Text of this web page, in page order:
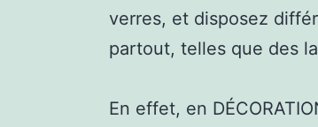
verres, et disposez
partout, telles que des
En effet, en